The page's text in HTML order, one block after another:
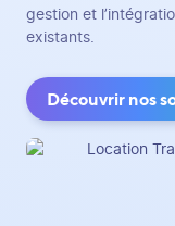
gestion et
existants.
Découvrir nos